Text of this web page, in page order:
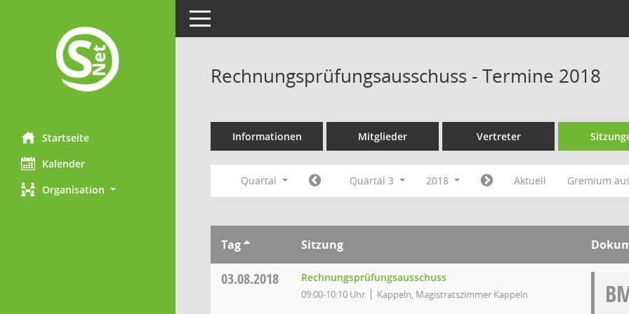
Startseite
Kalender
Organisation
Toggle navigation
Rechnungsprüfungsausschuss - Termine 2018
Informationen Mitglieder Vertreter
Quartal Quartal 3 2018 Aktuell Gremium
Tag Sitzung
03.08.2018 Rechnungsprüfungsausschuss
09:00-10:10 Uhr Kappeln, Magistratszimmer Kappeln